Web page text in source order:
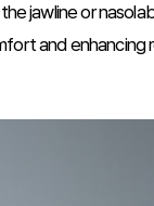
jawline or
and enhancing